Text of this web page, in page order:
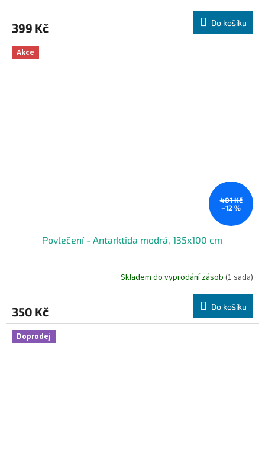
399 Kč Do košíku
Akce
401 Kč
–12 %
Povlečení - Antarktida modrá, 135x100 cm
Skladem do vyprodání zásob (1 sada)
350 Kč Do košíku
Doprodej